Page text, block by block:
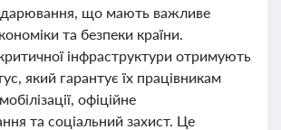
що мають важливе
та безпеки країни.
інфраструктури отримують
який гарантує їх працівникам
офіційне
та соціальний захист. Це